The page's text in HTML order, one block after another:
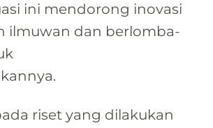
ini mendorong inovasi
ilmuwan dan berlomba-
riset yang dilakukan